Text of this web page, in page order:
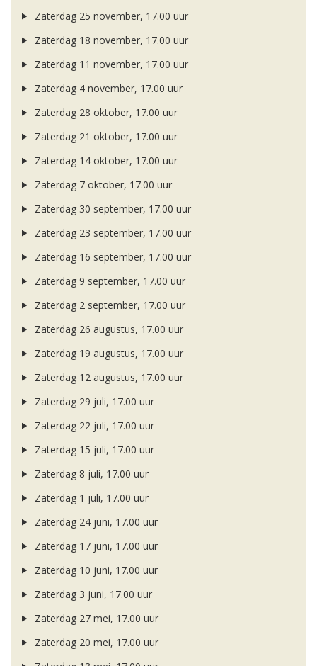
Zaterdag 25 november, 17.00 uur
Zaterdag 18 november, 17.00 uur
Zaterdag 11 november, 17.00 uur
Zaterdag 4 november, 17.00 uur
Zaterdag 28 oktober, 17.00 uur
Zaterdag 21 oktober, 17.00 uur
Zaterdag 14 oktober, 17.00 uur
Zaterdag 7 oktober, 17.00 uur
Zaterdag 30 september, 17.00 uur
Zaterdag 23 september, 17.00 uur
Zaterdag 16 september, 17.00 uur
Zaterdag 9 september, 17.00 uur
Zaterdag 2 september, 17.00 uur
Zaterdag 26 augustus, 17.00 uur
Zaterdag 19 augustus, 17.00 uur
Zaterdag 12 augustus, 17.00 uur
Zaterdag 29 juli, 17.00 uur
Zaterdag 22 juli, 17.00 uur
Zaterdag 15 juli, 17.00 uur
Zaterdag 8 juli, 17.00 uur
Zaterdag 1 juli, 17.00 uur
Zaterdag 24 juni, 17.00 uur
Zaterdag 17 juni, 17.00 uur
Zaterdag 10 juni, 17.00 uur
Zaterdag 3 juni, 17.00 uur
Zaterdag 27 mei, 17.00 uur
Zaterdag 20 mei, 17.00 uur